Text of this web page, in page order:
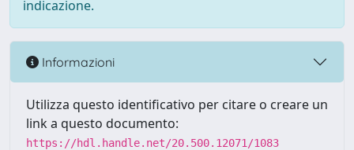
indicazione.
Informazioni
Utilizza questo identificativo per citare o creare un
link a questo documento:
https://hdl.handle.net/20.500.12071/1083